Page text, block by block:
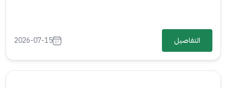
التفاصيل 2026-07-15